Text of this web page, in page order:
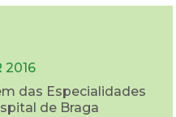
2016
das Especialidades
de Braga